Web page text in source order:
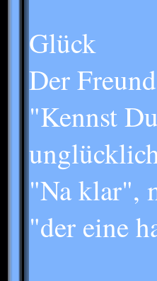
Glück
Der
"Kennst
"Na klar",
"der eine